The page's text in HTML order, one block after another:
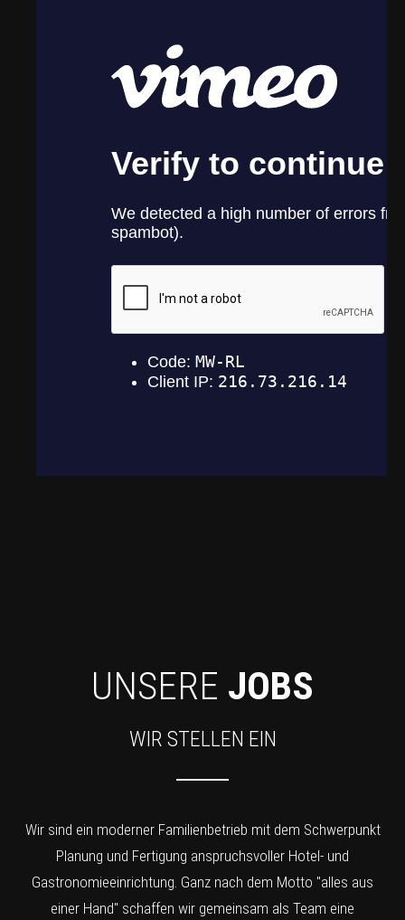
UNSERE JOBS
WIR STELLEN EIN
Wir sind ein moderner Familienbetrieb mit dem Schwerpunkt
Planung und Fertigung anspruchsvoller Hotel- und
Gastronomieeinrichtung. Ganz nach dem Motto "alles aus
einer Hand" schaffen wir gemeinsam als Team eine